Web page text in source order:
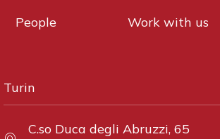
People
Work with us
Turin
C.so Duca degli Abruzzi, 65